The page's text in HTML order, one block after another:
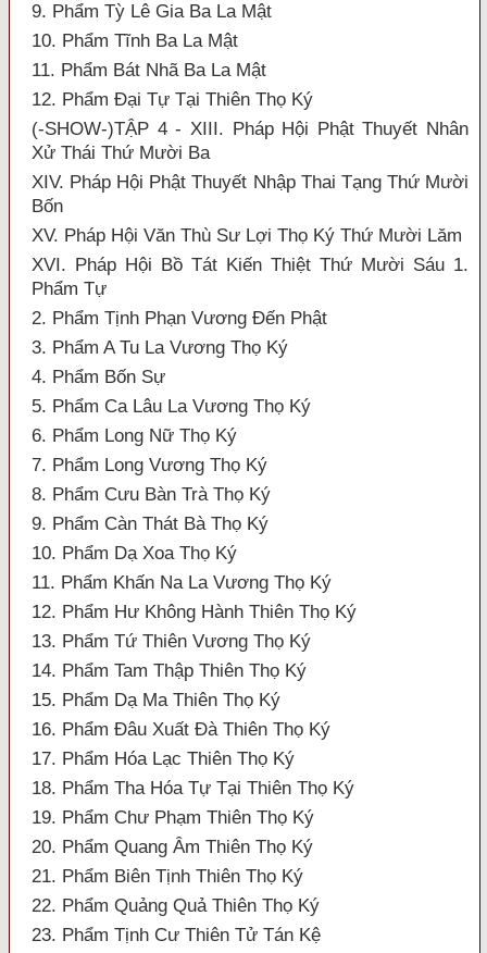
9. Phẩm Tỳ Lê Gia Ba La Mật
10. Phẩm Tĩnh Ba La Mật
11. Phẩm Bát Nhã Ba La Mật
12. Phẩm Đại Tự Tại Thiên Thọ Ký
(-SHOW-)TẬP 4 - XIII. Pháp Hội Phật Thuyết Nhân
Xử Thái Thứ Mười Ba
XIV. Pháp Hội Phật Thuyết Nhập Thai Tạng Thứ Mười
Bốn
XV. Pháp Hội Văn Thù Sư Lợi Thọ Ký Thứ Mười Lăm
XVI. Pháp Hội Bồ Tát Kiến Thiệt Thứ Mười Sáu 1.
Phẩm Tự
2. Phẩm Tịnh Phạn Vương Đến Phật
3. Phẩm A Tu La Vương Thọ Ký
4. Phẩm Bốn Sự
5. Phẩm Ca Lâu La Vương Thọ Ký
6. Phẩm Long Nữ Thọ Ký
7. Phẩm Long Vương Thọ Ký
8. Phẩm Cưu Bàn Trà Thọ Ký
9. Phẩm Càn Thát Bà Thọ Ký
10. Phẩm Dạ Xoa Thọ Ký
11. Phẩm Khấn Na La Vương Thọ Ký
12. Phẩm Hư Không Hành Thiên Thọ Ký
13. Phẩm Tứ Thiên Vương Thọ Ký
14. Phẩm Tam Thập Thiên Thọ Ký
15. Phẩm Dạ Ma Thiên Thọ Ký
16. Phẩm Đâu Xuất Đà Thiên Thọ Ký
17. Phẩm Hóa Lạc Thiên Thọ Ký
18. Phẩm Tha Hóa Tự Tại Thiên Thọ Ký
19. Phẩm Chư Phạm Thiên Thọ Ký
20. Phẩm Quang Âm Thiên Thọ Ký
21. Phẩm Biên Tịnh Thiên Thọ Ký
22. Phẩm Quảng Quả Thiên Thọ Ký
23. Phẩm Tịnh Cư Thiên Tử Tán Kệ